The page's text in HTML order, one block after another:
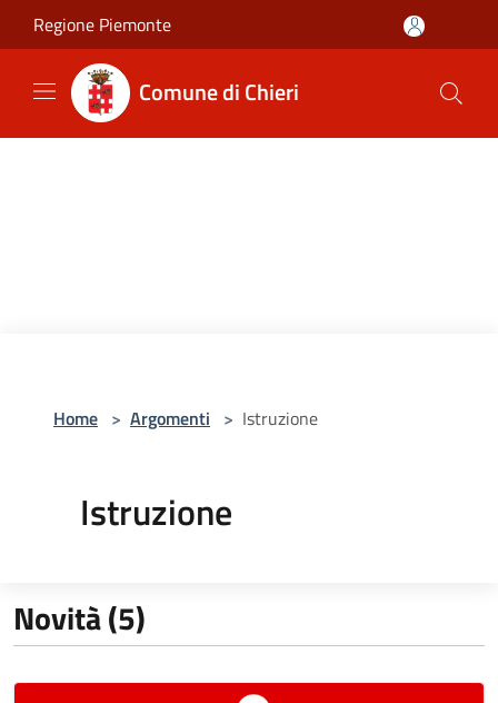
Salta al contenuto principale
Regione Piemonte
Comune di Chieri
Home > Argomenti > Istruzione
Istruzione
Novità (5)